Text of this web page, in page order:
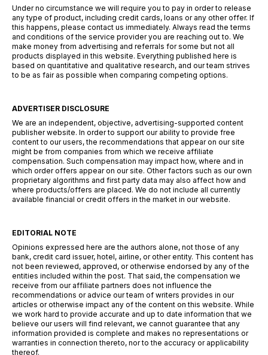
Under no circumstance we will require you to pay in order to release
any type of product, including credit cards, loans or any other offer. If
this happens, please contact us immediately. Always read the terms
and conditions of the service provider you are reaching out to. We
make money from advertising and referrals for some but not all
products displayed in this website. Everything published here is
based on quantitative and qualitative research, and our team strives
to be as fair as possible when comparing competing options.
ADVERTISER DISCLOSURE
We are an independent, objective, advertising-supported content
publisher website. In order to support our ability to provide free
content to our users, the recommendations that appear on our site
might be from companies from which we receive affiliate
compensation. Such compensation may impact how, where and in
which order offers appear on our site. Other factors such as our own
proprietary algorithms and first party data may also affect how and
where products/offers are placed. We do not include all currently
available financial or credit offers in the market in our website.
EDITORIAL NOTE
Opinions expressed here are the authors alone, not those of any
bank, credit card issuer, hotel, airline, or other entity. This content has
not been reviewed, approved, or otherwise endorsed by any of the
entities included within the post. That said, the compensation we
receive from our affiliate partners does not influence the
recommendations or advice our team of writers provides in our
articles or otherwise impact any of the content on this website. While
we work hard to provide accurate and up to date information that we
believe our users will find relevant, we cannot guarantee that any
information provided is complete and makes no representations or
warranties in connection thereto, nor to the accuracy or applicability
thereof.